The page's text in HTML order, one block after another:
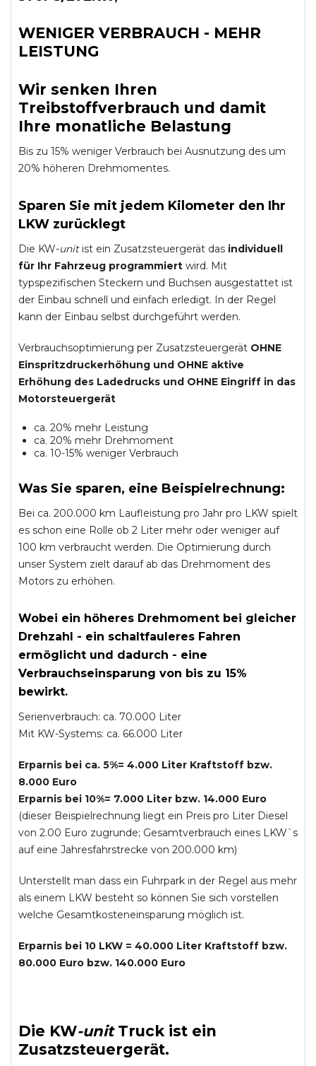
WENIGER VERBRAUCH - MEHR
LEISTUNG
Wir senken Ihren
Treibstoffverbrauch und damit
Ihre monatliche Belastung
Bis zu 15% weniger Verbrauch bei Ausnutzung des um
20% höheren Drehmomentes.
Sparen Sie mit jedem Kilometer den Ihr
LKW zurücklegt
Die KW-unitist ein Zusatzsteuergerät das individuell
für Ihr Fahrzeug programmiert wird. Mit
typspezifischen Steckern und Buchsen ausgestattet ist
der Einbau schnell und einfach erledigt. In der Regel
kann der Einbau selbst durchgeführt werden.
Verbrauchsoptimierung per Zusatzsteuergerät OHNE
Einspritzdruckerhöhung und OHNE aktive
Erhöhung des Ladedrucks und OHNE Eingriff in das
Motorsteuergerät
ca. 20% mehr Leistung
ca. 20% mehr Drehmoment
ca. 10-15% weniger Verbrauch
Was Sie sparen, eine Beispielrechnung:
Bei ca. 200.000 km Laufleistung pro Jahr pro LKW spielt
es schon eine Rolle ob 2 Liter mehr oder weniger auf
100 km verbraucht werden. Die Optimierung durch
unser System zielt darauf ab das Drehmoment des
Motors zu erhöhen.
Wobei ein höheres Drehmoment bei gleicher
Drehzahl - ein schaltfauleres Fahren
ermöglicht und dadurch - eine
Verbrauchseinsparung von bis zu 15%
bewirkt.
Serienverbrauch: ca. 70.000 Liter
Mit KW-Systems: ca. 66.000 Liter
Erparnis bei ca. 5%= 4.000 Liter Kraftstoff bzw.
8.000 Euro
Erparnis bei 10%= 7.000 Liter bzw. 14.000 Euro
(dieser Beispielrechnung liegt ein Preis pro Liter Diesel
von 2.00 Euro zugrunde; Gesamtverbrauch eines LKW`s
auf eine Jahresfahrstrecke von 200.000 km)
Unterstellt man dass ein Fuhrpark in der Regel aus mehr
als einem LKW besteht so können Sie sich vorstellen
welche Gesamtkosteneinsparung möglich ist.
Erparnis bei 10 LKW = 40.000 Liter Kraftstoff bzw.
80.000 Euro bzw. 140.000 Euro
Die KW-unit Truckist ein
Zusatzsteuergerät.